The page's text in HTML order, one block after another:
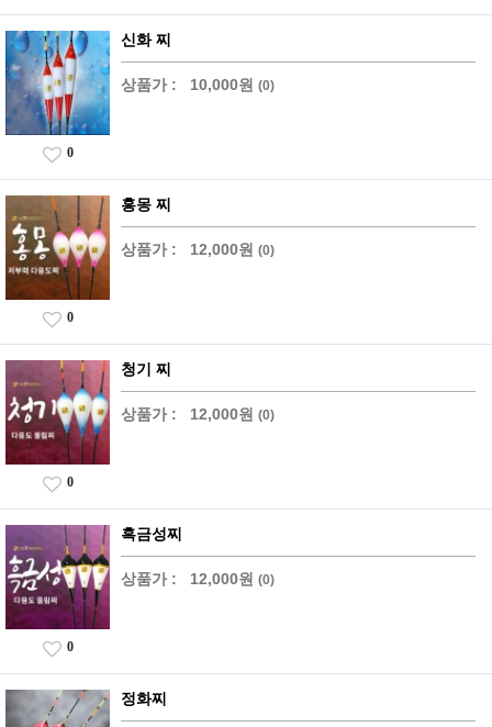
신화 찌
상품가 : 10,000원 (0)
0
홍몽 찌
상품가 : 12,000원 (0)
0
청기 찌
상품가 : 12,000원 (0)
0
흑금성찌
상품가 : 12,000원 (0)
0
정화찌